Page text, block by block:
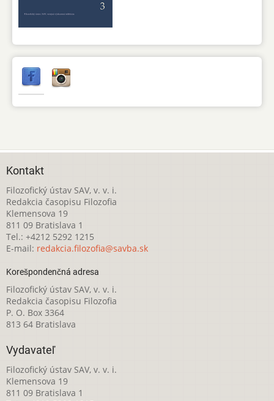
Kontakt
Filozofický ústav SAV, v. v. i.
Redakcia časopisu Filozofia
Klemensova 19
811 09 Bratislava 1
Tel.: +4212 5292 1215
E-mail: redakcia.filozofia@savba.sk
Korešpondenčná adresa
Filozofický ústav SAV, v. v. i.
Redakcia časopisu Filozofia
P. O. Box 3364
813 64 Bratislava
Vydavateľ
Filozofický ústav SAV, v. v. i.
Klemensova 19
811 09 Bratislava 1